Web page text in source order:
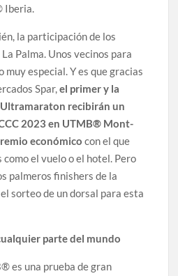
Iberia.
la participación de los
Palma. Unos vecinos para
muy especial. Y es que gracias
Spar,el primer y la
recibirán un
2023 en UTMB® Mont-
económico con el que
el vuelo o el hotel. Pero
palmeros finishers de la
sorteo de un dorsal para esta
parte del mundo
es una prueba de gran